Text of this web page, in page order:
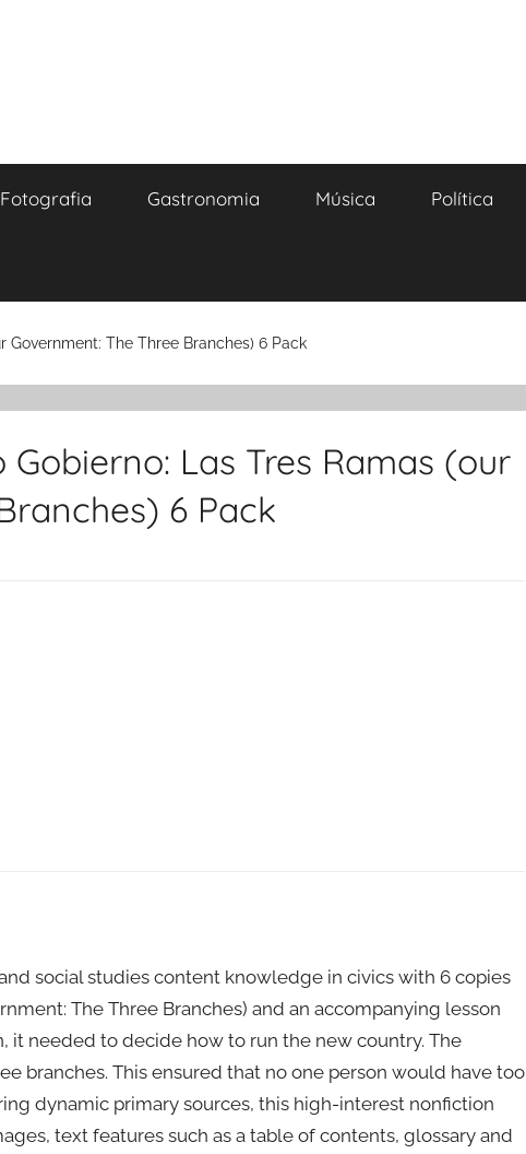
Fotografia Gastronomia Música Política
Government: The Three Branches) 6 Pack
Las Tres Ramas (our
6 Pack
social studies content knowledge in civics with 6 copies
The Three Branches) and an accompanying lesson
it needed to decide how to run the new country. The
branches. This ensured that no one person would have too
dynamic primary sources, this high-interest nonfiction
text features such as a table of contents, glossary and